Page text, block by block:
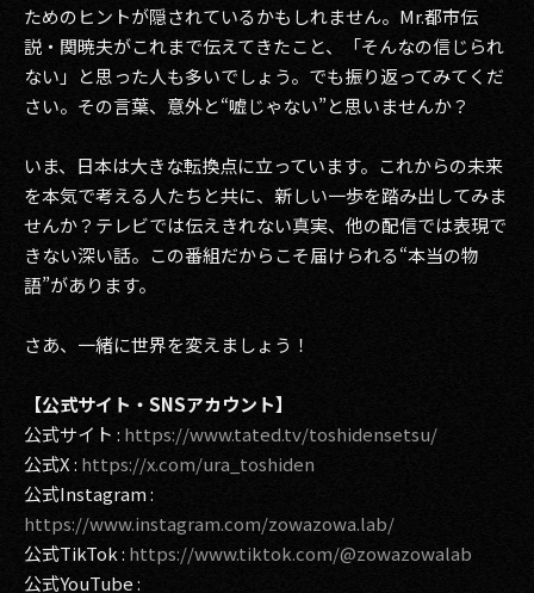
ためのヒントが隠されているかもしれません。Mr.都市伝
説・関暁夫がこれまで伝えてきたこと、「そんなの信じられ
ない」と思った人も多いでしょう。でも振り返ってみてくだ
さい。その言葉、意外と“嘘じゃない”と思いませんか？
いま、日本は大きな転換点に立っています。これからの未来
を本気で考える人たちと共に、新しい一歩を踏み出してみま
せんか？テレビでは伝えきれない真実、他の配信では表現で
きない深い話。この番組だからこそ届けられる“本当の物
語”があります。
さあ、一緒に世界を変えましょう！
【公式サイト・SNSアカウント】
公式サイト : https://www.tated.tv/toshidensetsu/
公式X : https://x.com/ura_toshiden
公式Instagram :
https://www.instagram.com/zowazowa.lab/
公式TikTok : https://www.tiktok.com/@zowazowalab
公式YouTube :